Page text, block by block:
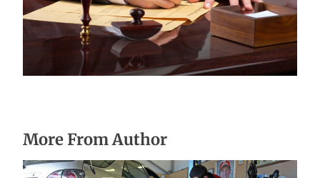
Послуги адвоката у кримінальних
справах Київ
25.06.2024
More From Author